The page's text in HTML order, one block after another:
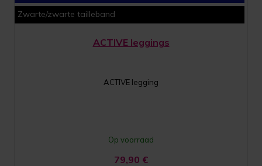
Zwarte/zwarte tailleband
ACTIVE leggings
ACTIVE legging
Op voorraad
79,90 €